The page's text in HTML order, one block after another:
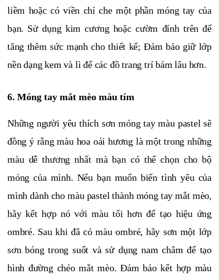
liềm hoặc có viền chỉ che một phần móng tay của
bạn. Sử dụng kim cương hoặc cườm đính trên để
tăng thêm sức mạnh cho thiết kế; Đảm bảo giữ lớp
nền dạng kem và lì để các đồ trang trí bám lâu hơn.
6. Móng tay mắt mèo màu tím
Những người yêu thích sơn móng tay màu pastel sẽ
đồng ý rằng màu hoa oải hương là một trong những
màu dễ thương nhất mà bạn có thể chọn cho bộ
móng của mình. Nếu bạn muốn biến tình yêu của
mình dành cho màu pastel thành móng tay mắt mèo,
hãy kết hợp nó với màu tối hơn để tạo hiệu ứng
ombré. Sau khi đã có màu ombré, hãy sơn một lớp
sơn bóng trong suốt và sử dụng nam châm để tạo
hình đường chéo mắt mèo. Đảm bảo kết hợp màu